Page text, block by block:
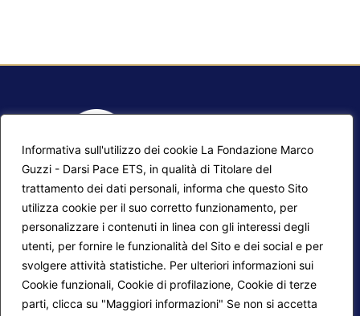
Informativa sull'utilizzo dei cookie La Fondazione Marco
Guzzi - Darsi Pace ETS, in qualità di Titolare del
trattamento dei dati personali, informa che questo Sito
utilizza cookie per il suo corretto funzionamento, per
personalizzare i contenuti in linea con gli interessi degli
utenti, per fornire le funzionalità del Sito e dei social e per
svolgere attività statistiche. Per ulteriori informazioni sui
Cookie funzionali, Cookie di profilazione, Cookie di terze
parti, clicca su "Maggiori informazioni" Se non si accetta
Mappa del sito
Progetti Darsi Pace
Login redattori
Calendario corsi
Privacy Policy
Cookie Policy